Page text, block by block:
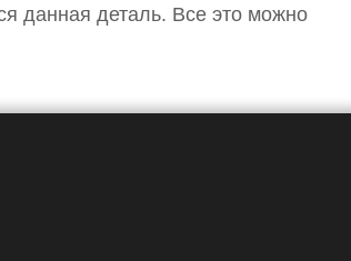
данная деталь. Все это можно